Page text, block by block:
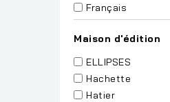
Français
Maison d'édition
ELLIPSES
Hachette
Hatier